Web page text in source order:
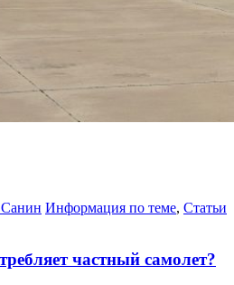
Информация по теме, Статьи
частный самолет?